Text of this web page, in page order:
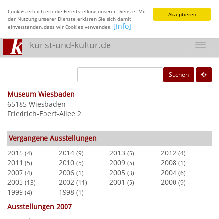
Akzeptieren
Cookies erleichtern die Bereitstellung unserer Dienste. Mit
der Nutzung unserer Dienste erklären Sie sich damit
einverstanden, dass wir Cookies verwenden. [Info]
kunst-und-kultur.de
Suchen
Museum Wiesbaden
65185 Wiesbaden
Friedrich-Ebert-Allee 2
Vergangene Ausstellungen
2015 (4) 2014 (9) 2013 (5) 2012 (4)
2011 (5) 2010 (5) 2009 (5) 2008 (1)
2007 (4) 2006 (1) 2005 (3) 2004 (6)
2003 (13) 2002 (11) 2001 (5) 2000 (9)
1999 (4) 1998 (1)
Ausstellungen 2007